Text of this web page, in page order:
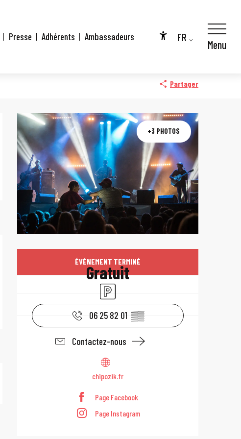
Accessibilité
FR
Presse Adhérents Ambassadeurs
Menu
Partager
+3 PHOTOS
Ouverture et
ÉVÉNEMENT TERMINÉ
Gratuit
Parking
06 25 82 01 ▒▒
Contactez-nous
chipozik.fr
Page Facebook
Page Instagram